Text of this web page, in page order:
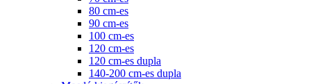
80 cm-es
90 cm-es
100 cm-es
120 cm-es
120 cm-es dupla
140-200 cm-es dupla